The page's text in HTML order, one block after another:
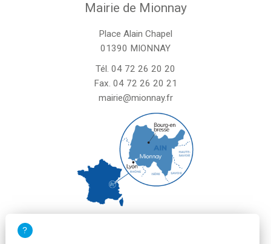
Mairie de Mionnay
Place Alain Chapel
01390 MIONNAY
Tél. 04 72 26 20 20
Fax. 04 72 26 20 21
mairie@mionnay.fr